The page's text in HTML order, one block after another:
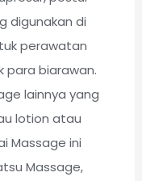
digunakan di
perawatan
para biarawan.
lainnya yang
lotion atau
Massage ini
Massage,